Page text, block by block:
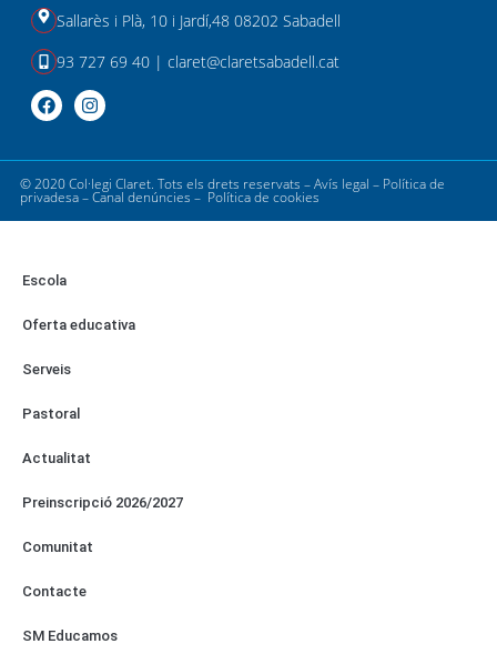
Sallarès i Plà, 10i Jardí,48 08202 Sabadell
93 727 69 40| claret@claretsabadell.cat
© 2020 Col·legi Claret. Tots els drets reservats –Avís legal – Política de
privadesa–Canal denúncies – Política de cookies
Escola
Oferta educativa
Serveis
Pastoral
Actualitat
Preinscripció 2026/2027
Comunitat
Contacte
SM Educamos